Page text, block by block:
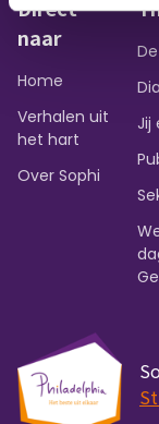
Direct
naar
Home
Verhalen uit
het hart
Over Sophi
Jij